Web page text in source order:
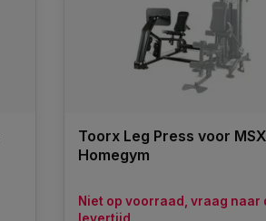
Toorx Leg Press voor
Homegym
Niet op voorraad, vraag naar